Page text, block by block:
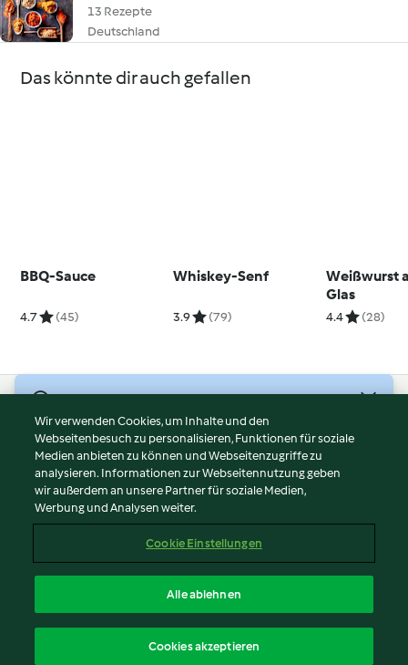
13 Rezepte
Deutschland
Das könnte dir auch gefallen
BBQ-Sauce
4.7 (45)
Whiskey-Senf
3.9 (79)
Weißwurst
Glas
4.4 (28)
Nutzungsbedingungen
Datenschutzrichtlinien
Disclaimer
Impressum
Inhalt melden
Erklärung zur Barrierefreiheit
Wir verwenden Cookies, um Inhalte und den
Webseitenbesuch zu personalisieren, Funktionen für soziale
Medien anbieten zu können und Webseitenzugriffe zu
analysieren. Informationen zur Webseitennutzung geben
wir außerdem an unsere Partner für soziale Medien,
Werbung und Analysen weiter.
Cookie Einstellungen
Alle ablehnen
Cookies akzeptieren